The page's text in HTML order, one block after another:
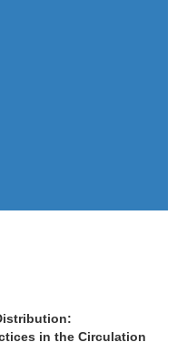
in the Circulation